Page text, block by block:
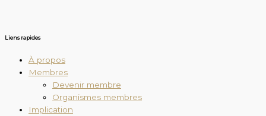
Liens rapides
À propos
Membres
Devenir membre
Organismes membres
Implication